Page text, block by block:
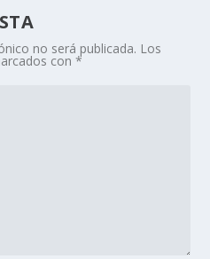
no será publicada. Los
con*